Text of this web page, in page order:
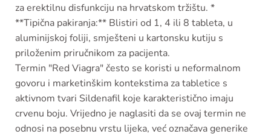
za erektilnu disfunkciju na hrvatskom tržištu. *
**Tipična pakiranja:** Blistiri od 1, 4 ili 8 tableta, u
aluminijskoj foliji, smješteni u kartonsku kutiju s
priloženim priručnikom za pacijenta.
Termin "Red Viagra" često se koristi u neformalnom
govoru i marketinškim kontekstima za tabletice s
aktivnom tvari Sildenafil koje karakteristično imaju
crvenu boju. Vrijedno je naglasiti da se ovaj termin ne
odnosi na posebnu vrstu lijeka, već označava generike